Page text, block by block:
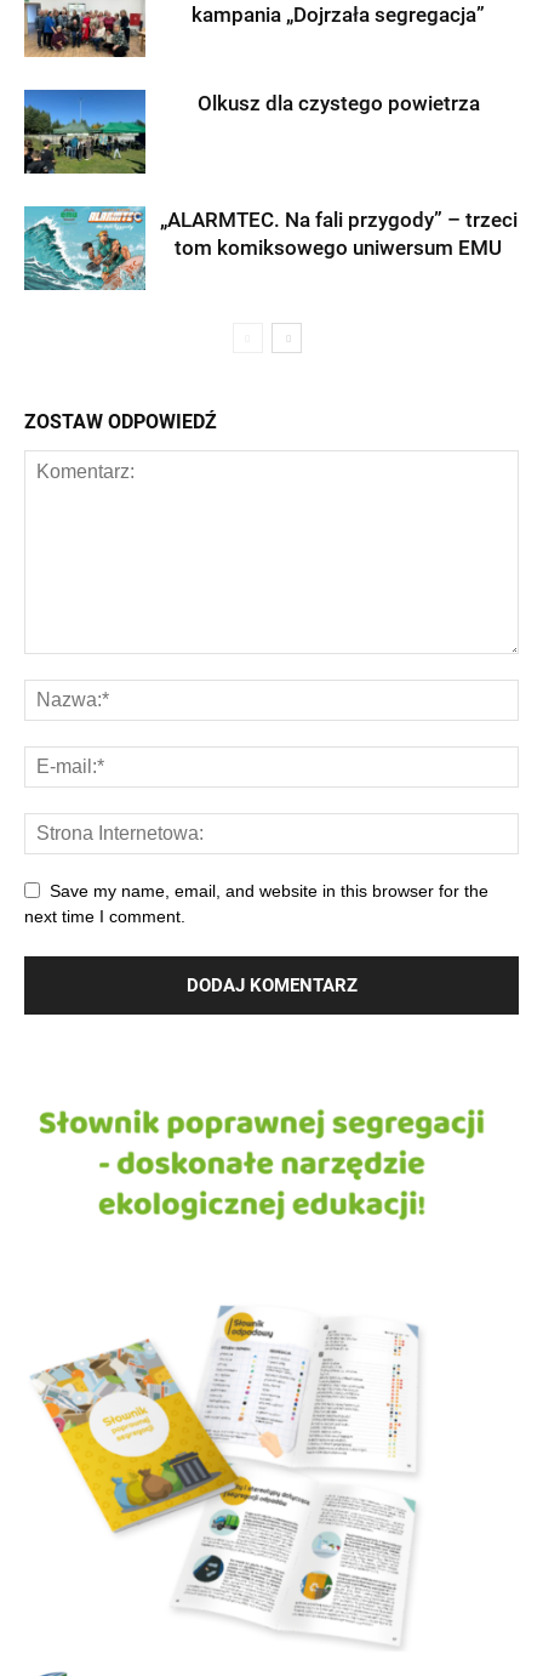
kampania „Dojrzała segregacja”
Olkusz dla czystego powietrza
„ALARMTEC. Na fali przygody” – trzeci
tom komiksowego uniwersum EMU
ZOSTAW ODPOWIEDŹ
Save my name, email, and website in this browser for the
next time I comment.